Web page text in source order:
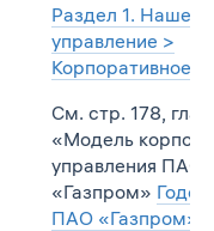
Раздел 1. Наше
управление >
Корпоративное
См. стр. 178,
«Модель
управления ПАО
«Газпром»
ПАО «Газпром»